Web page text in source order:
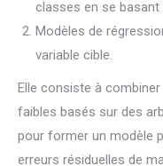
classes en se
Modèles de
variable cible.
Elle consiste à
faibles basés sur des
pour former un modèle
erreurs résiduelles de